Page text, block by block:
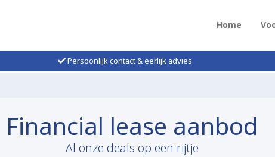
Home
Persoonlijk contact & eerlijk advies
Financial lease aanbod
Al onze deals op een rijtje